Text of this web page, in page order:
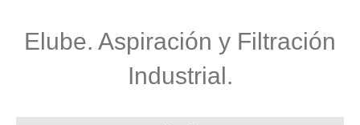
Elube. Aspiración y Filtración
Industrial.